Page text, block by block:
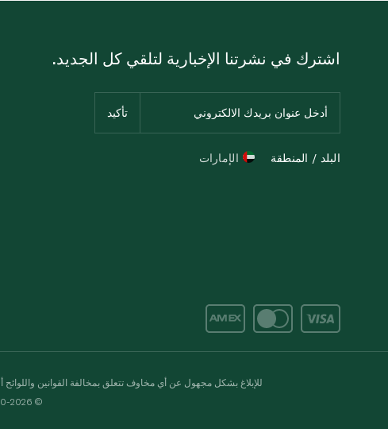
اشترك في نشرتنا الإخبارية لتلقي كل الجديد.
البلد / المنطقة الإمارات
للإبلاغ بشكل مجهول عن أي مخاوف تتعلق بمخالفة القوانين واللوائح
© 2020-2026 سبينس. كل الحقوق محفوظة